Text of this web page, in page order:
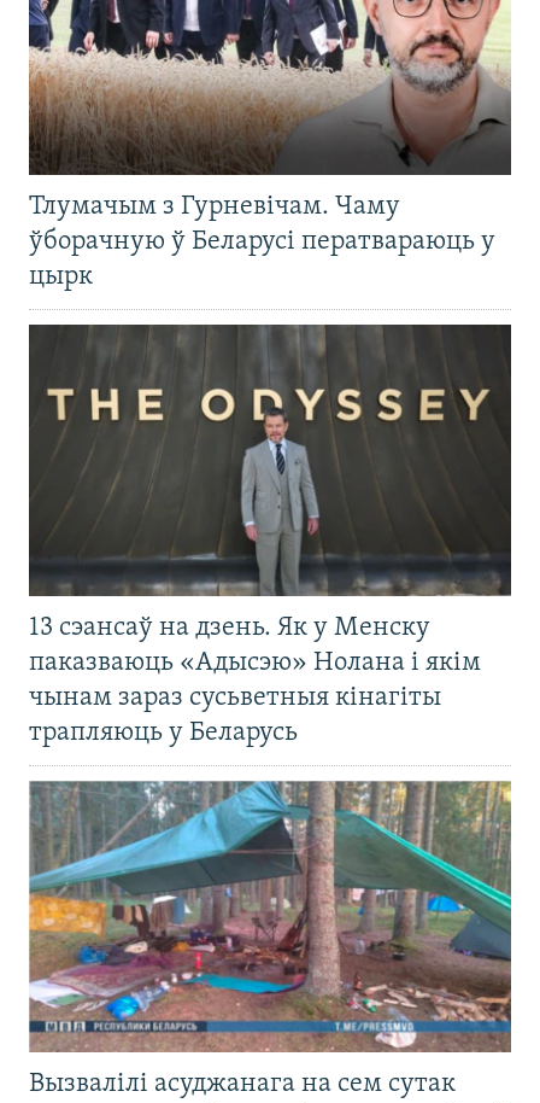
Тлумачым з Гурневічам. Чаму
ўборачную ў Беларусі ператвараюць у
цырк
13 сэансаў на дзень. Як у Менску
паказваюць «Адысэю» Нолана і якім
чынам зараз сусьветныя кінагіты
трапляюць у Беларусь
Вызвалілі асуджанага на сем сутак